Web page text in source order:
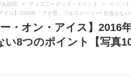
あ総研 > ディズニーグッズ・イベント > イベント
イス】2016年「アナ雪」フルストーリー! 見逃せな
ー・オン・アイス】2016
い8つのポイント【写真